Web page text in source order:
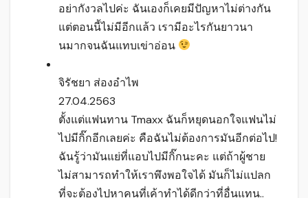
อย่ากังวลไปค่ะ ฉันเองก็เคยมีปัญหาไม่ต่างกัน
แต่ตอนนี้ไม่มีอีกแล้ว เรามีอะไรกันยาวนา
นมากจนฉันแทบเข่าอ่อน
จิรัชยา ส่องอำไพ
27.04.2563
ตั้งแต่แฟนทาน Tmaxx ฉันก็หยุดนอกใจแฟนไม่
ไปมีกิ๊กอีกเลยค่ะ คือฉันไม่ต้องการมันอีกต่อไป!
ฉันรู้ว่ามันแย่ที่แอบไปมีกิ๊กนะคะ แต่ถ้าผู้ชาย
ไม่สามารถทำให้เราพึงพอใจได้ มันก็ไม่แปลก
ที่จะต้องไปหาคนที่เค้าทำได้ดีกว่าที่อื่นแทน..